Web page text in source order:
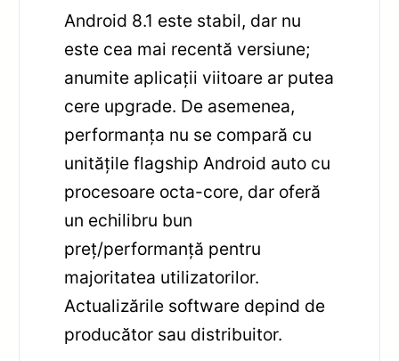
Android 8.1 este stabil, dar nu
este cea mai recentă versiune;
anumite aplicații viitoare ar putea
cere upgrade. De asemenea,
performanța nu se compară cu
unitățile flagship Android auto cu
procesoare octa-core, dar oferă
un echilibru bun
preț/performanță pentru
majoritatea utilizatorilor.
Actualizările software depind de
producător sau distribuitor.